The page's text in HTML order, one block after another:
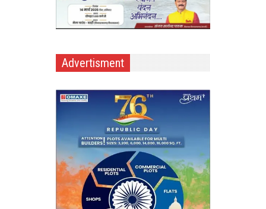
Advertisment